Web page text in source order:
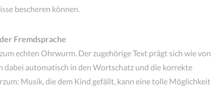
bescheren können.
Fremdsprache
echten Ohrwurm. Der zugehörige Text prägt sich wie von
dabei automatisch in den Wortschatz und die korrekte
Musik, die dem Kind gefällt, kann eine tolle Möglichkeit